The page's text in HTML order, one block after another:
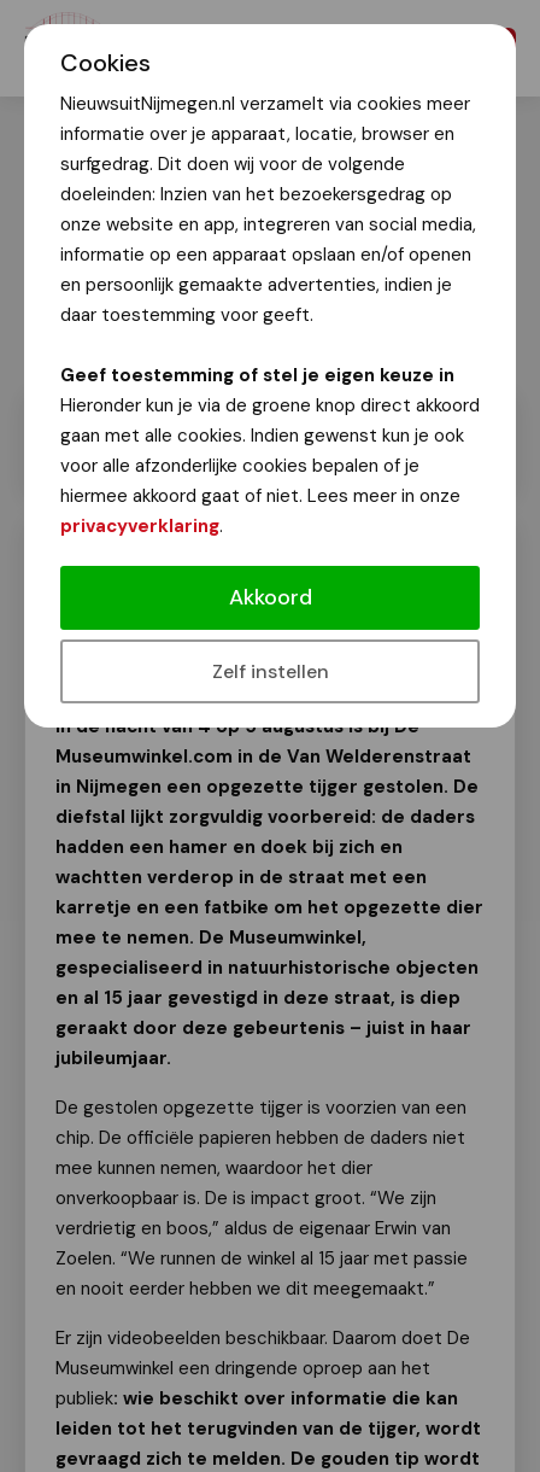
Cookies
NieuwsuitNijmegen.nl verzamelt via cookies meer
informatie over je apparaat, locatie, browser en
surfgedrag. Dit doen wij voor de volgende
doeleinden: Inzien van het bezoekersgedrag op
onze website en app, integreren van social media,
informatie op een apparaat opslaan en/of openen
en persoonlijk gemaakte advertenties, indien je
daar toestemming voor geeft.
Geef toestemming of stel je eigen keuze in
Hieronder kun je via de groene knop direct akkoord
gaan met alle cookies. Indien gewenst kun je ook
voor alle afzonderlijke cookies bepalen of je
hiermee akkoord gaat of niet. Lees meer in onze
privacyverklaring.
Akkoord
Zelf instellen
Kostbare opgezette tijger gestolen
bij De Museumwinkel
Van onze redactie
12 augustus 2025
In de nacht van 4 op 5 augustus is bij De
Museumwinkel.com in de Van Welderenstraat
in Nijmegen een opgezette tijger gestolen. De
diefstal lijkt zorgvuldig voorbereid: de daders
hadden een hamer en doek bij zich en
wachtten verderop in de straat met een
karretje en een fatbike om het opgezette dier
mee te nemen. De Museumwinkel,
gespecialiseerd in natuurhistorische objecten
en al 15 jaar gevestigd in deze straat, is diep
geraakt door deze gebeurtenis – juist in haar
jubileumjaar.
De gestolen opgezette tijger is voorzien van een
chip. De officiële papieren hebben de daders niet
mee kunnen nemen, waardoor het dier
onverkoopbaar is. De is impact groot. “We zijn
verdrietig en boos,” aldus de eigenaar Erwin van
Zoelen. “We runnen de winkel al 15 jaar met passie
en nooit eerder hebben we dit meegemaakt.”
Er zijn videobeelden beschikbaar. Daarom doet De
Museumwinkel een dringende oproep aan het
publiek: wie beschikt over informatie die kan
leiden tot het terugvinden van de tijger, wordt
gevraagd zich te melden. De gouden tip wordt